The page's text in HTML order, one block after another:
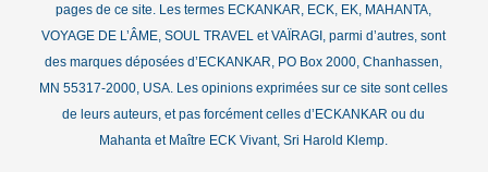
pages de ce site. Les termes ECKANKAR, ECK, EK, MAHANTA,
VOYAGE DE L’ÂME, SOUL TRAVEL et VAÏRAGI, parmi d’autres, sont
des marques déposées d’ECKANKAR, PO Box 2000, Chanhassen,
MN 55317-2000, USA. Les opinions exprimées sur ce site sont celles
de leurs auteurs, et pas forcément celles d’ECKANKAR ou du
Mahanta et Maître ECK Vivant, Sri Harold Klemp.